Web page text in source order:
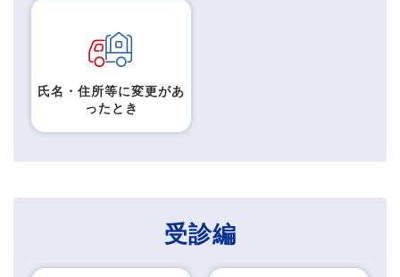
氏名・住所等に変更があ
ったとき
受診編